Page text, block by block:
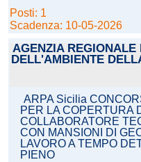
Posti: 1
Scadenza: 10-05-2026
AGENZIA REGIONALE
DELL'AMBIENTE
ARPA Sicilia
PER LA COPERTURA
COLLABORATORE
CON MANSIONI DI
LAVORO A TEMPO
PIENO